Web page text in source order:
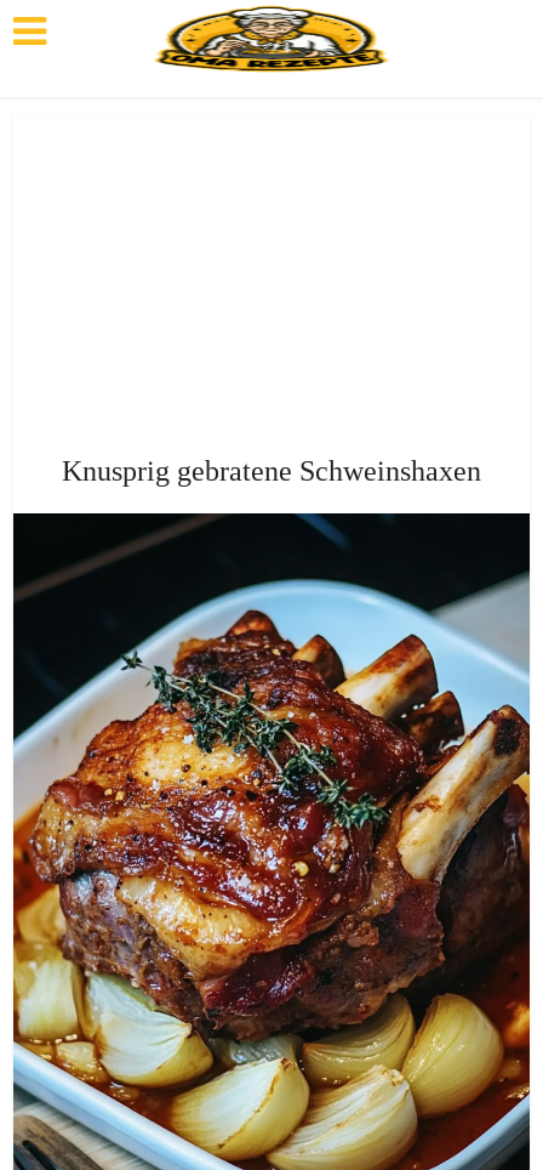
Knusprig gebratene Schweinshaxen